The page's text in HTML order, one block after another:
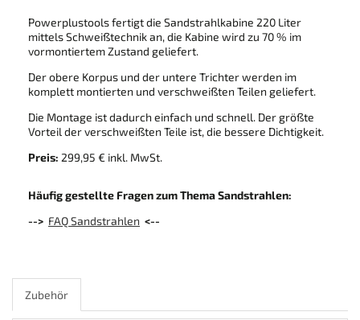
Powerplustools fertigt die Sandstrahlkabine 220 Liter
mittels Schweißtechnik an, die Kabine wird zu 70 % im
vormontiertem Zustand geliefert.
Der obere Korpus und der untere Trichter werden im
komplett montierten und verschweißten Teilen geliefert.
Die Montage ist dadurch einfach und schnell. Der größte
Vorteil der verschweißten Teile ist, die bessere Dichtigkeit.
Preis: 299,95 € inkl. MwSt.
Häufig gestellte Fragen zum Thema Sandstrahlen:
--> FAQ Sandstrahlen <--
Zubehör